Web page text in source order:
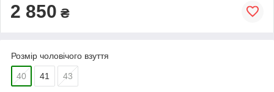
2 850 ₴
Розмір чоловічого взуття
40 41 43